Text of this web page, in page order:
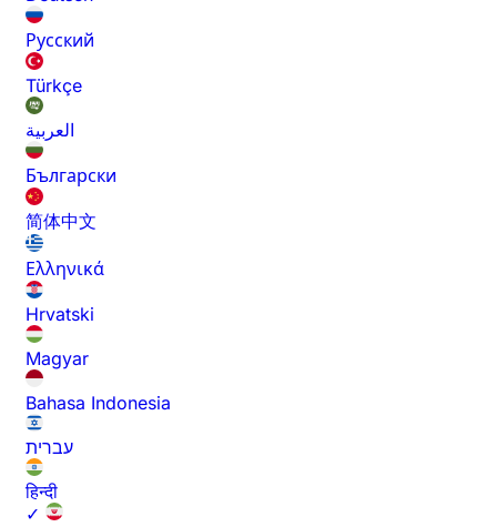
Русский
Türkçe
العربية
Български
简体中文
Ελληνικά
Hrvatski
Magyar
Bahasa Indonesia
עברית
हिन्दी
✓